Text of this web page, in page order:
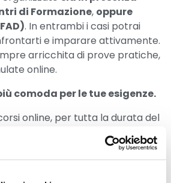
di Formazione, oppure
. In entrambi i casi potrai
e imparare attivamente.
arricchita di prove pratiche,
online.
comoda per le tue esigenze.
corsi online, per tutta la durata del
avere webcam e microfono
poter verificare l’identità dei
l’effettiva presenza.